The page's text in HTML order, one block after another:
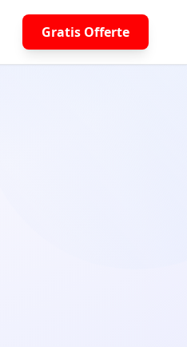
Gratis Offerte